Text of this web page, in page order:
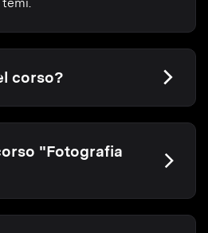
corso?
"Fotografia